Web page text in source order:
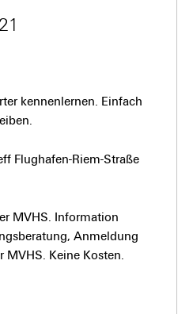
kennenlernen. Einfach
Flughafen-Riem-Straße
MVHS. Information
Anmeldung
MVHS. Keine Kosten.